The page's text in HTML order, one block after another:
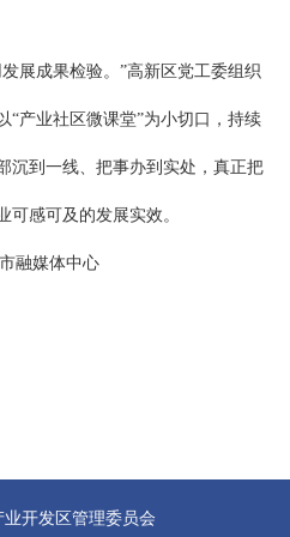
展成果检验。”高新区党工委组织
“产业社区微课堂”为小切口，持续
沉到一线、把事办到实处，真正把
可感可及的发展实效。
融媒体中心
开发区管理委员会